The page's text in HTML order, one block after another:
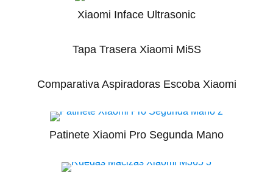
Xiaomi Inface Ultrasonic
Tapa Trasera Xiaomi Mi5S
Comparativa Aspiradoras Escoba Xiaomi
Patinete Xiaomi Pro Segunda Mano